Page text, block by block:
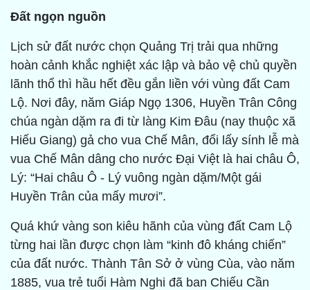
Ðất ngọn nguồn
Lịch sử đất nước chọn Quảng Trị trải qua những
hoàn cảnh khắc nghiệt xác lập và bảo vệ chủ quyền
lãnh thổ thì hầu hết đều gắn liền với vùng đất Cam
Lộ. Nơi đây, năm Giáp Ngọ 1306, Huyền Trân Công
chúa ngàn dặm ra đi từ làng Kim Đâu (nay thuộc xã
Hiếu Giang) gả cho vua Chế Mân, đổi lấy sính lễ mà
vua Chế Mân dâng cho nước Đại Việt là hai châu Ô,
Lý: “Hai châu Ô - Lý vuông ngàn dặm/Một gái
Huyền Trân của mấy mươi”.
Quá khứ vàng son kiêu hãnh của vùng đất Cam Lộ
từng hai lần được chọn làm “kinh đô kháng chiến”
của đất nước. Thành Tân Sở ở vùng Cùa, vào năm
1885, vua trẻ tuổi Hàm Nghi đã ban Chiếu Cần